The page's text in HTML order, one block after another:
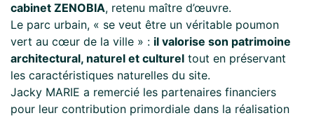
cabinet ZENOBIA, retenu maître d’œuvre.
Le parc urbain, « se veut être un véritable poumon
vert au cœur de la ville » : il valorise son patrimoine
architectural, naturel et culturel tout en préservant
les caractéristiques naturelles du site.
Jacky MARIE a remercié les partenaires financiers
pour leur contribution primordiale dans la réalisation